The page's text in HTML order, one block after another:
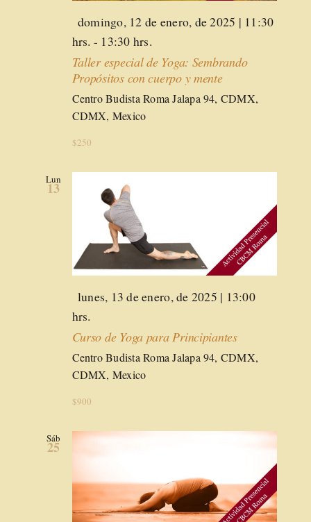
Destacado
domingo, 12 de enero, de 2025 | 11:30
hrs. - 13:30 hrs.
Taller especial de Yoga: Sembrando
Propósitos con cuerpo y mente
Centro Budista RomaJalapa 94, CDMX,
CDMX, Mexico
$250
Lun
13
Destacado
lunes, 13 de enero, de 2025 | 13:00
hrs.
Curso de Yoga para Principiantes
Centro Budista RomaJalapa 94, CDMX,
CDMX, Mexico
$900
Sáb
25